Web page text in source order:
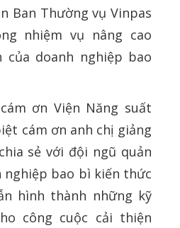
Ban Thường vụ Vinpas
nhiệm vụ nâng cao
của doanh nghiệp bao
ơn Viện Năng suất
cám ơn anh chị giảng
sẻ với đội ngũ quản
nghiệp bao bì kiến thức
hình thành những kỹ
công cuộc cải thiện